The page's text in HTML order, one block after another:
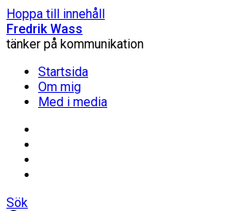
Hoppa till innehåll
Fredrik Wass
tänker på kommunikation
Startsida
Om mig
Med i media
Sök